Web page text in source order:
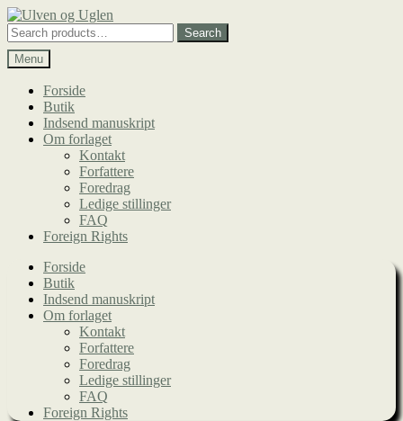
Spring
til
navigation
Spring
til
indhold
Search
for:
Search
Menu
Forside
Butik
Indsend manuskript
Om forlaget
Kontakt
Forfattere
Foredrag
Ledige stillinger
FAQ
Foreign Rights
Forside
Butik
Indsend manuskript
Om forlaget
Kontakt
Forfattere
Foredrag
Ledige stillinger
FAQ
Foreign Rights